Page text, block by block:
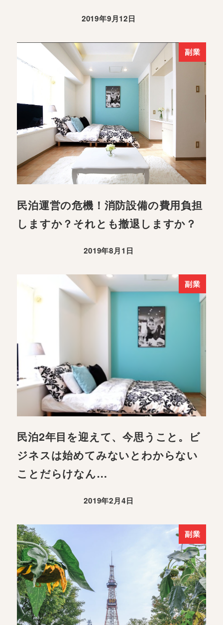
2019年9月12日
副業
民泊運営の危機！消防設備の費用負担
しますか？それとも撤退しますか？
2019年8月1日
副業
民泊2年目を迎えて、今思うこと。ビ
ジネスは始めてみないとわからない
ことだらけなん…
2019年2月4日
副業